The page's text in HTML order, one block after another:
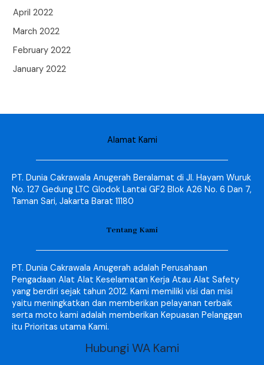
April 2022
March 2022
February 2022
January 2022
Alamat Kami
PT. Dunia Cakrawala Anugerah Beralamat di Jl. Hayam Wuruk
No. 127 Gedung LTC Glodok Lantai GF2 Blok A26 No. 6 Dan 7,
Taman Sari, Jakarta Barat 11180
Tentang Kami
PT. Dunia Cakrawala Anugerah adalah Perusahaan
Pengadaan Alat Alat Keselamatan Kerja Atau Alat Safety
yang berdiri sejak tahun 2012. Kami memiliki visi dan misi
yaitu meningkatkan dan memberikan pelayanan terbaik
serta moto kami adalah memberikan Kepuasan Pelanggan
itu Prioritas utama Kami.
Hubungi WA Kami